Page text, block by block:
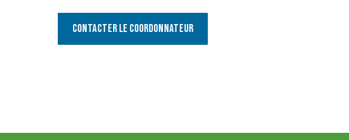
Contacter le Coordonnateur